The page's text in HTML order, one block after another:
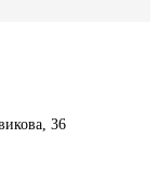
36